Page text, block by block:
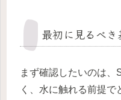
最初に見るべき
まず確認したいのは、
く、水に触れる前提で